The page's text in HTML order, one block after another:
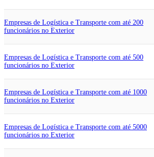
Empresas de Logística e Transporte com até 200
funcionários no Exterior
Empresas de Logística e Transporte com até 500
funcionários no Exterior
Empresas de Logística e Transporte com até 1000
funcionários no Exterior
Empresas de Logística e Transporte com até 5000
funcionários no Exterior